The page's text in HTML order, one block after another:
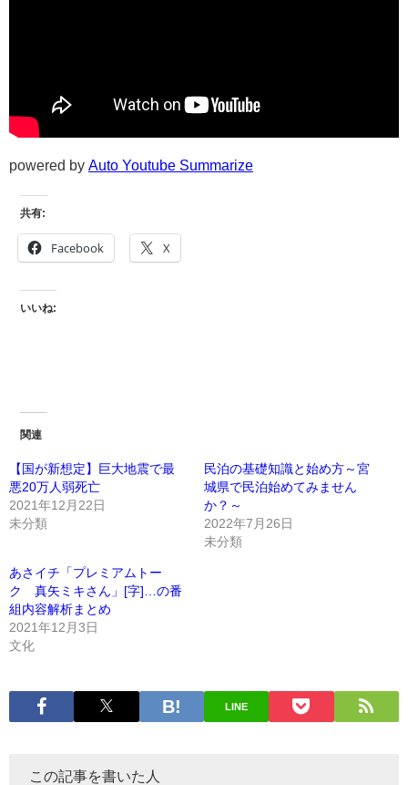
powered by Auto Youtube Summarize
共有:
Facebook X
いいね:
関連
【国が新想定】巨大地震で最
悪20万人弱死亡
2021年12月22日
未分類
民泊の基礎知識と始め方～宮
城県で民泊始めてみません
か？～
2022年7月26日
未分類
あさイチ「プレミアムトー
ク 真矢ミキさん」[字]…の番
組内容解析まとめ
2021年12月3日
文化
LINE
この記事を書いた人